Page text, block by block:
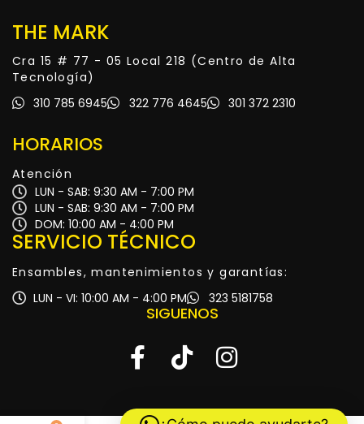
THE MARK
Cra 15 # 77 - 05 Local 218 (Centro de Alta
Tecnología)
310 785 6945
322 776 4645 301 372 2310
HORARIOS
Atención
LUN - SAB: 9:30 AM - 7:00 PM
LUN - SAB: 9:30 AM - 7:00 PM
DOM: 10:00 AM - 4:00 PM
SERVICIO TÉCNICO
Ensambles, mantenimientos y garantías:
LUN - VI: 10:00 AM - 4:00 PM
323 5181758
SIGUENOS